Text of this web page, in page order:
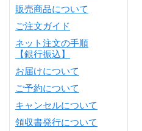
販売商品について
ご注文ガイド
ネット注文の手順
【銀行振込】
お届けについて
ご予約について
キャンセルについて
領収書発行について